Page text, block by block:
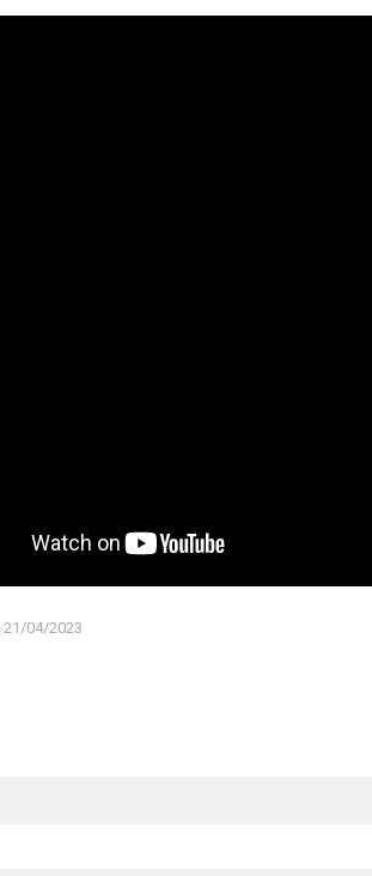
21/04/2023